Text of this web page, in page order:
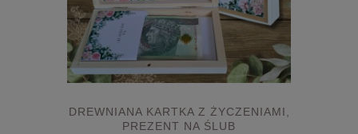
DREWNIANA KARTKA Z ŻYCZENIAMI,
PREZENT NA ŚLUB